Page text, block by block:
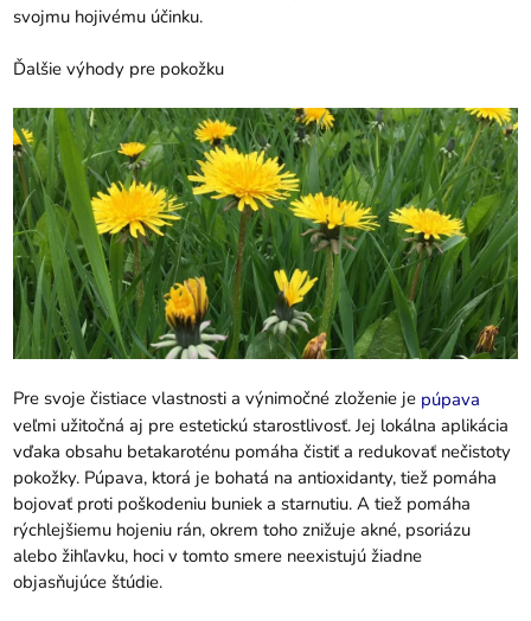
svojmu hojivému účinku.
Ďalšie výhody pre pokožku
Pre svoje čistiace vlastnosti a výnimočné zloženie je púpava
veľmi užitočná aj pre estetickú starostlivosť. Jej lokálna aplikácia
vďaka obsahu betakaroténu pomáha čistiť a redukovať nečistoty
pokožky. Púpava, ktorá je bohatá na antioxidanty, tiež pomáha
bojovať proti poškodeniu buniek a starnutiu. A tiež pomáha
rýchlejšiemu hojeniu rán, okrem toho znižuje akné, psoriázu
alebo žihľavku, hoci v tomto smere neexistujú žiadne
objasňujúce štúdie.